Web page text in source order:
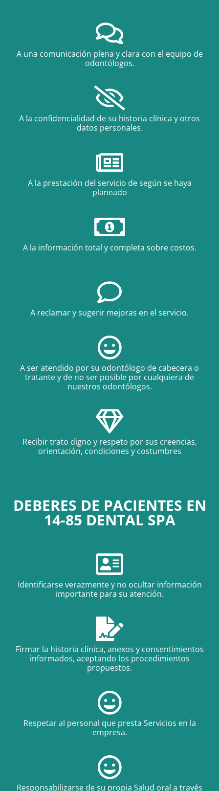
A una comunicación plena y clara con el equipo de
odontólogos.
A la confidencialidad de su historia clínica y otros
datos personales.
A la prestación del servicio de según se haya
planeado
A la información total y completa sobre costos.
A reclamar y sugerir mejoras en el servicio.
A ser atendido por su odontólogo de cabecera o
tratante y de no ser posible por cualquiera de
nuestros odontólogos.
Recibir trato digno y respeto por sus creencias,
orientación, condiciones y costumbres
DEBERES DE PACIENTES EN
14-85 DENTAL SPA
Identificarse verazmente y no ocultar información
importante para su atención.
Firmar la historia clínica, anexos y consentimientos
informados, aceptando los procedimientos
propuestos.
Respetar al personal que presta Servicios en la
empresa.
Responsabilizarse de su propia Salud oral a través